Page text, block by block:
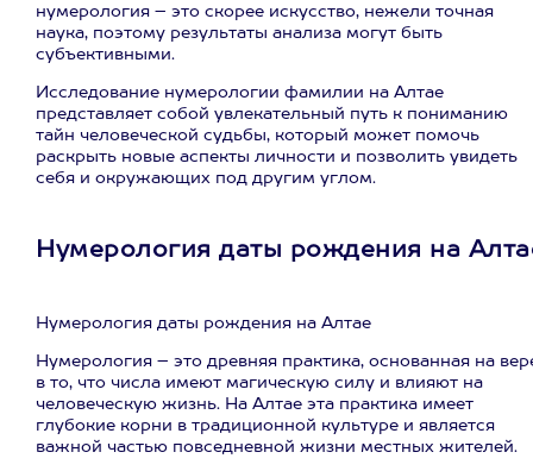
нумерология – это скорее искусство, нежели точная
наука, поэтому результаты анализа могут быть
субъективными.
Исследование нумерологии фамилии на Алтае
представляет собой увлекательный путь к пониманию
тайн человеческой судьбы, который может помочь
раскрыть новые аспекты личности и позволить увидеть
себя и окружающих под другим углом.
Нумерология даты рождения на
Нумерология даты рождения на Алтае
Нумерология – это древняя практика, основанная на
в то, что числа имеют магическую силу и влияют на
человеческую жизнь. На Алтае эта практика имеет
глубокие корни в традиционной культуре и является
важной частью повседневной жизни местных жителей.